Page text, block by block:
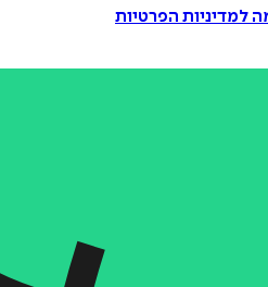
למדיניות הפרטיות